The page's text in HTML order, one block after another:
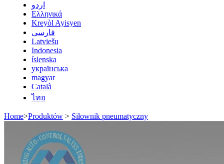
اردو
Ελληνικά
Kreyòl Ayisyen
فارسی
Latviešu
Indonesia
íslenska
українська
magyar
Català
ไทย
Home>Produktów > Siłownik pneumatyczny